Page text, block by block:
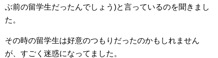
ぶ前の留学生だったんでしょう)と言っているのを聞きまし
た。
その時の留学生は好意のつもりだったのかもしれません
が、すごく迷惑になってました。